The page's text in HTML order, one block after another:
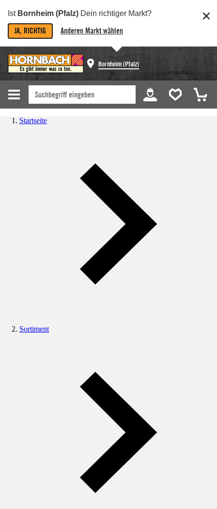
Ist Bornheim (Pfalz) Dein richtiger Markt?
JA, RICHTIG Anderen Markt wählen
Bornheim (Pfalz)
Startseite
Sortiment